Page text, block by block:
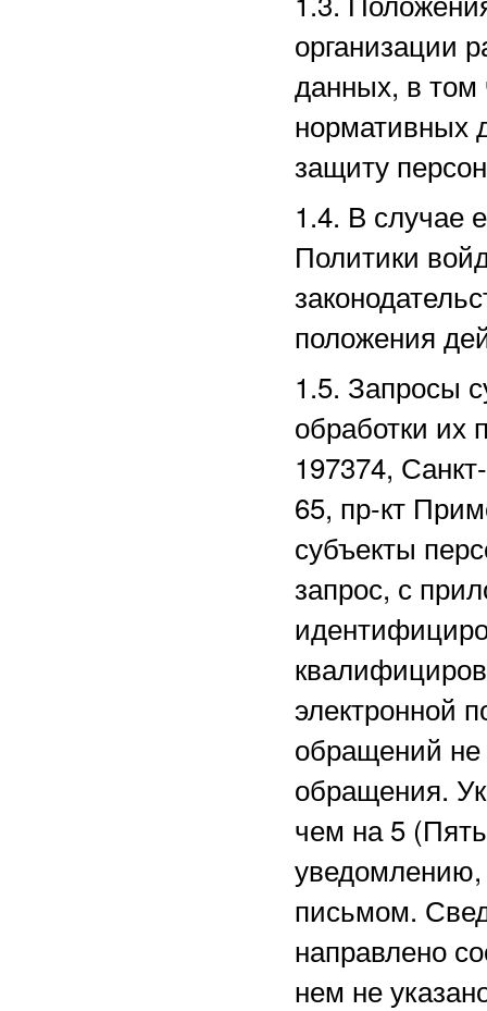
организации
данных, в том
нормативных
защиту
1.4. В случае
Политики
положения
1.5. Запросы
обработки их
197374,
65, пр-кт
субъекты
запрос, с
электронной
обращений
обращения.
чем на 5
уведомлению,
письмом.
направлено
нем не